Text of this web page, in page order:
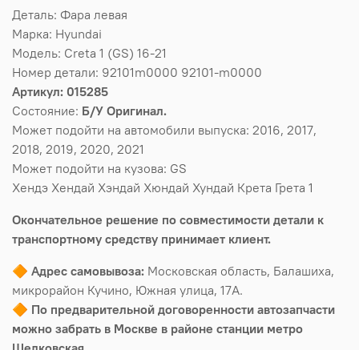
Деталь: Фара левая
Марка: Hyundai
Модель: Creta 1 (GS) 16-21
Номер детали: 92101m0000 92101-m0000
Артикул: 015285
Состояние: Б/У Оригинал.
Может подойти на автомобили выпуска: 2016, 2017,
2018, 2019, 2020, 2021
Может подойти на кузова: GS
Хендэ Хендай Хэндай Хюндай Хундай Крета Грета 1
Окончательное решение по совместимости детали к
транспортному средству принимает клиент.
🔶 Адрес самовывоза: Московская область, Балашиха,
микрорайон Кучино, Южная улица, 17А.
🔶 По предварительной договоренности автозапчасти
можно забрать в Москве в районе станции метро